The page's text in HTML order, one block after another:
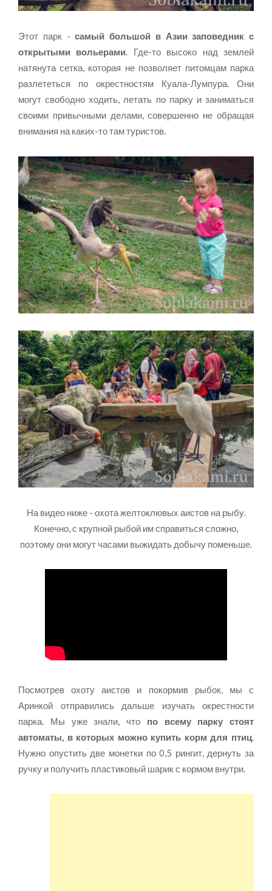
Этот парк - самый большой в Азии заповедник с
открытыми вольерами. Где-то высоко над землей
натянута сетка, которая не позволяет питомцам парка
разлететься по окрестностям Куала-Лумпура. Они
могут свободно ходить, летать по парку и заниматься
своими привычными делами, совершенно не обращая
внимания на каких-то там туристов.
На видео ниже - охота желтоклювых аистов на рыбу.
Конечно, с крупной рыбой им справиться сложно,
поэтому они могут часами выжидать добычу поменьше.
Посмотрев охоту аистов и покормив рыбок, мы с
Аринкой отправились дальше изучать окрестности
парка. Мы уже знали, что по всему парку стоят
автоматы, в которых можно купить корм для птиц.
Нужно опустить две монетки по 0,5 рингит, дернуть за
ручку и получить пластиковый шарик с кормом внутри.